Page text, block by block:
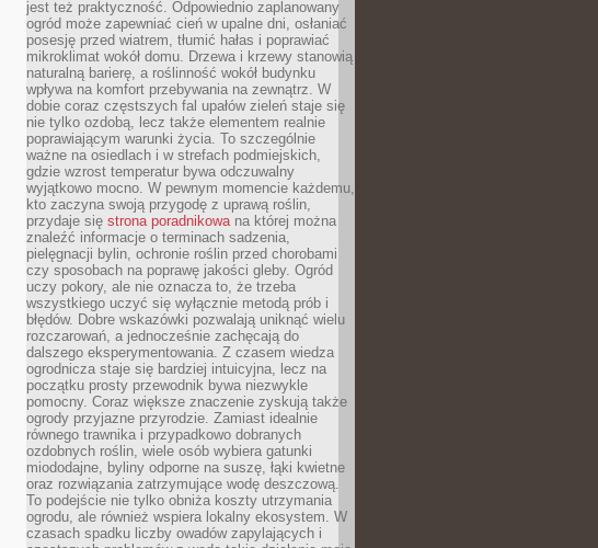
jest też praktyczność. Odpowiednio zaplanowany
ogród może zapewniać cień w upalne dni, osłaniać
posesję przed wiatrem, tłumić hałas i poprawiać
mikroklimat wokół domu. Drzewa i krzewy stanowią
naturalną barierę, a roślinność wokół budynku
wpływa na komfort przebywania na zewnątrz. W
dobie coraz częstszych fal upałów zieleń staje się
nie tylko ozdobą, lecz także elementem realnie
poprawiającym warunki życia. To szczególnie
ważne na osiedlach i w strefach podmiejskich,
gdzie wzrost temperatur bywa odczuwalny
wyjątkowo mocno. W pewnym momencie każdemu,
kto zaczyna swoją przygodę z uprawą roślin,
przydaje się strona poradnikowana której można
znaleźć informacje o terminach sadzenia,
pielęgnacji bylin, ochronie roślin przed chorobami
czy sposobach na poprawę jakości gleby. Ogród
uczy pokory, ale nie oznacza to, że trzeba
wszystkiego uczyć się wyłącznie metodą prób i
błędów. Dobre wskazówki pozwalają uniknąć wielu
rozczarowań, a jednocześnie zachęcają do
dalszego eksperymentowania. Z czasem wiedza
ogrodnicza staje się bardziej intuicyjna, lecz na
początku prosty przewodnik bywa niezwykle
pomocny. Coraz większe znaczenie zyskują także
ogrody przyjazne przyrodzie. Zamiast idealnie
równego trawnika i przypadkowo dobranych
ozdobnych roślin, wiele osób wybiera gatunki
miododajne, byliny odporne na suszę, łąki kwietne
oraz rozwiązania zatrzymujące wodę deszczową.
To podejście nie tylko obniża koszty utrzymania
ogrodu, ale również wspiera lokalny ekosystem. W
czasach spadku liczby owadów zapylających i